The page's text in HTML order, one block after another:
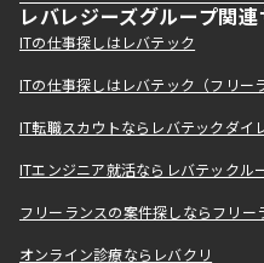
レバレジーズグループ関
ITの仕事探しはレバテック
ITの仕事探しはレバテック（フリー
IT転職スカウトならレバテックダイ
ITエンジニア就活ならレバテックル
フリーランスの案件探しならフリー
オンライン診療ならレバクリ